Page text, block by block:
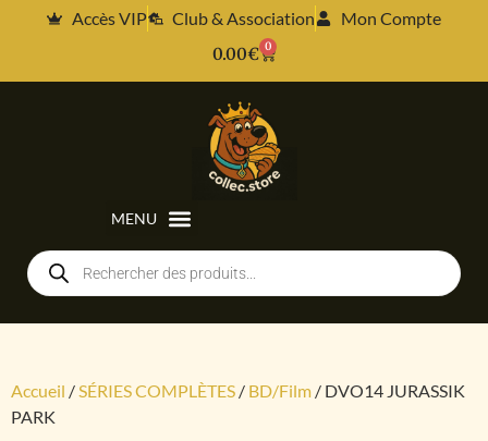
Accès VIP Club & Association
Mon Compte
0.00€ 0
Accueil /SÉRIES COMPLÈTES / BD/Film / DVO14 JURASSIK
PARK